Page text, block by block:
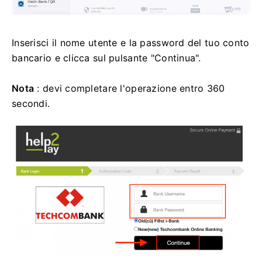
Inserisci il nome utente e la password del tuo conto
bancario e clicca sul pulsante "Continua".
Nota : devi completare l'operazione entro 360
secondi.